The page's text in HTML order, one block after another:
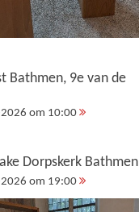
Bathmen, 9e van de
om 10:00
Dorpskerk Bathmen
om 19:00